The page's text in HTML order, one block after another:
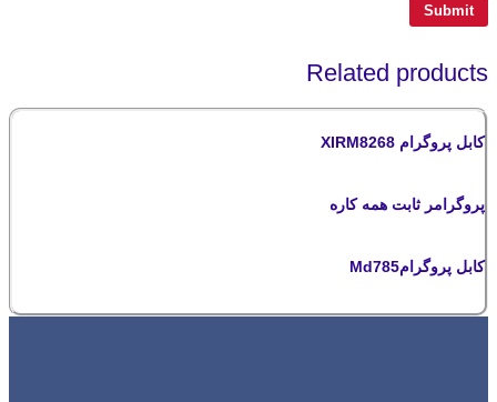
Related products
کابل پروگرام XIRM8268
پروگرامر ثابت همه کاره
کابل پروگرامMd785